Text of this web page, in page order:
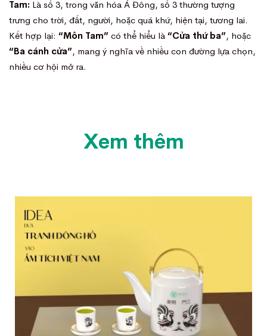
Tam: Là số 3, trong văn hóa Á Đông, số 3 thường tượng
trưng cho trời, đất, người, hoặc quá khứ, hiện tại, tương lai.
Kết hợp lại: “Môn Tam” có thể hiểu là “Cửa thứ ba”, hoặc
“Ba cánh cửa”, mang ý nghĩa về nhiều con đường lựa chọn,
nhiều cơ hội mở ra.
Xem thêm